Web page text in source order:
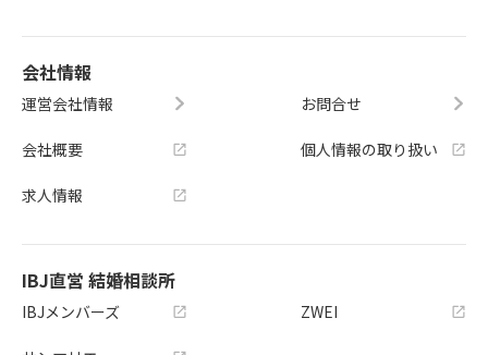
会社情報
運営会社情報
会社概要
求人情報
お問合せ
個人情報の取り扱い
IBJ直営 結婚相談所
IBJメンバーズ ZWEI